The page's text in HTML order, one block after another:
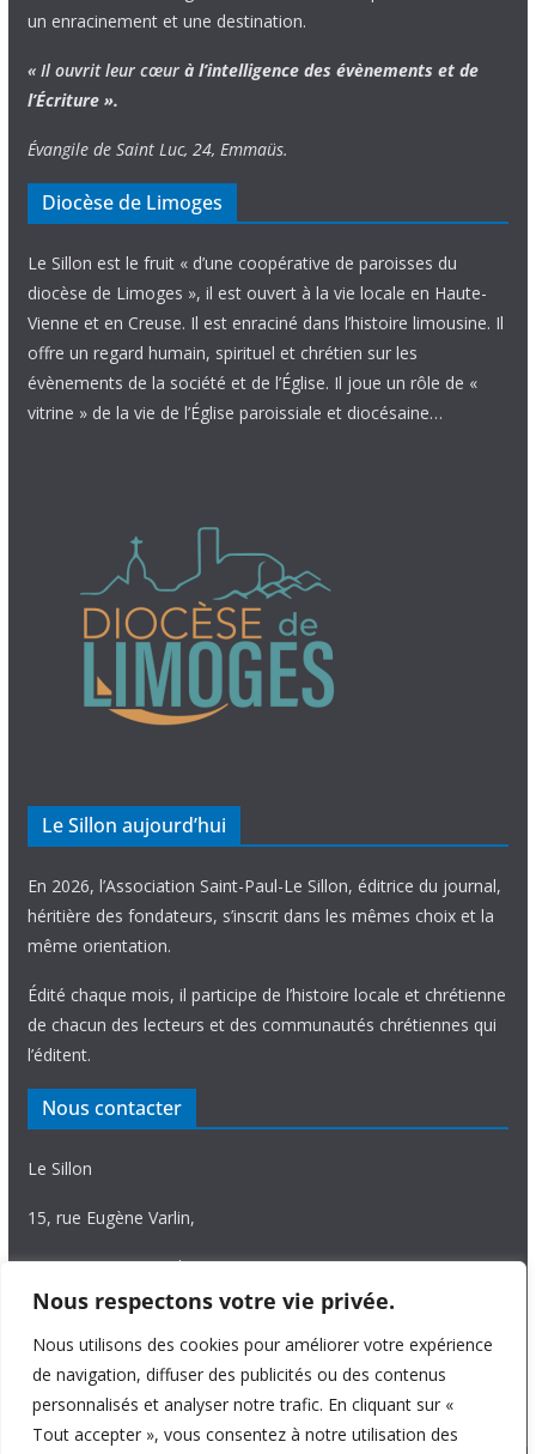
Nous respectons votre vie privée.
Nous utilisons des cookies pour améliorer votre expérience
de navigation, diffuser des publicités ou des contenus
personnalisés et analyser notre trafic. En cliquant sur «
Tout accepter », vous consentez à notre utilisation des
un enracinement et une destination.
« Il ouvrit leur cœur à l’intelligence des évènements et de
l’Écriture ».
Évangile de Saint Luc, 24, Emmaüs.
Diocèse de Limoges
Le Sillon est le fruit « d’une coopérative de paroisses du
diocèse de Limoges », il est ouvert à la vie locale en Haute-
Vienne et en Creuse. Il est enraciné dans l’histoire limousine. Il
offre un regard humain, spirituel et chrétien sur les
évènements de la société et de l’Église. Il joue un rôle de «
vitrine » de la vie de l’Église paroissiale et diocésaine…
Le Sillon aujourd’hui
En 2026, l’Association Saint-Paul-Le Sillon, éditrice du journal,
héritière des fondateurs, s’inscrit dans les mêmes choix et la
même orientation.
Édité chaque mois, il participe de l’histoire locale et chrétienne
de chacun des lecteurs et des communautés chrétiennes qui
l’éditent.
Nous contacter
Le Sillon
15, rue Eugène Varlin,
87036 Limoges Cedex.
Tél. 05 55 06 14 15
Nous écrire